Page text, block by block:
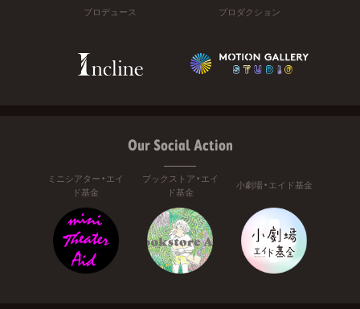
プロデュース プロダクション
Our Social Action
ミニシアター・エイ
ド基金
ブックストア・エイ
ド基金
小劇場・エイド基金